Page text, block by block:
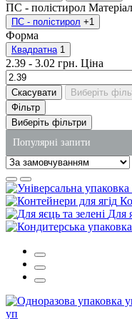
ПС - полістирол Матеріал
ПС - полістирол +1
Форма
Квадратна 1
2.39 - 3.02 грн. Ціна
Скасувати
Виберіть
Фільтр
Виберіть фільтри
Популярні запити
пакети
купити одноразові
продуктів
купити одноразовий
упаковка для тістечок
пластикові контейнери
Для